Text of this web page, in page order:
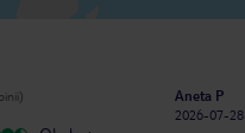
Aneta P
2026-07-28